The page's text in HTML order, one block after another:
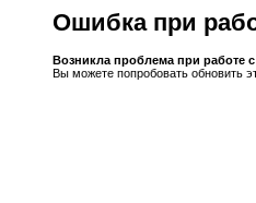
Ошибка при
Возникла проблема при работе
Вы можете попробовать обновить